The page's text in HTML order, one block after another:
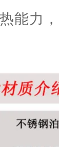
能力